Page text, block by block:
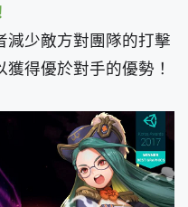
減少敵方對團隊的打擊
得優於對手的優勢！